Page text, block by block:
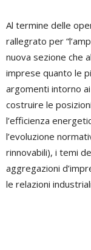
Al termine delle
rallegrato per
nuova sezione che
imprese quanto le
argomenti intorno
costruire le
l’efficienza
l’evoluzione
rinnovabili), i temi
aggregazioni
le relazioni